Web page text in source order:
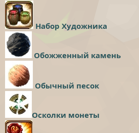
Набор Художника
Обожженный камень
Обычный песок
Осколки монеты